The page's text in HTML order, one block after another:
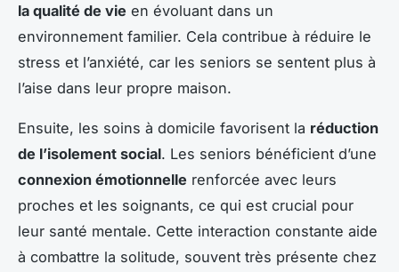
la qualité de vie en évoluant dans un
environnement familier. Cela contribue à réduire le
stress et l’anxiété, car les seniors se sentent plus à
l’aise dans leur propre maison.
Ensuite, les soins à domicile favorisent la réduction
de l’isolement social. Les seniors bénéficient d’une
connexion émotionnelle renforcée avec leurs
proches et les soignants, ce qui est crucial pour
leur santé mentale. Cette interaction constante aide
à combattre la solitude, souvent très présente chez